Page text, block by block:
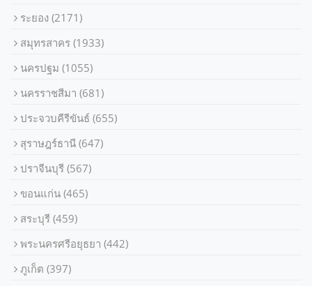
ระยอง
(2171)
สมุทรสาคร
(1933)
นครปฐม
(1055)
นครราชสีมา
(681)
ประจวบคีรีขันธ์
(655)
สุราษฎร์ธานี
(647)
ปราจีนบุรี
(567)
ขอนแก่น
(465)
สระบุรี
(459)
พระนครศรีอยุธยา
(442)
ภูเก็ต
(397)